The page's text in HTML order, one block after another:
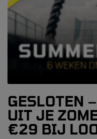
GESLOTEN
UIT JE
€29 BIJ